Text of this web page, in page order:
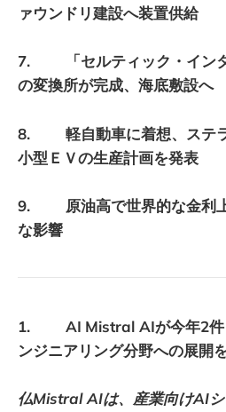
ァウンドリ建設へ装置供給
7. 「セルティック・インタ
の変換所が完成、海底敷設へ
8. 軽自動車に着想、ステラ
小型ＥＶの生産計画を発表
9. 原油高で世界的な金利
な影響
1. AI Mistral AIが今年2
ンジニアリング分野への展開
仏Mistral AIは、産業向けAI